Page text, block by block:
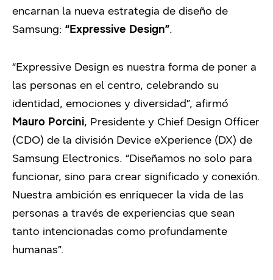
encarnan la nueva estrategia de diseño de
Samsung: “Expressive Design”.
“Expressive Design es nuestra forma de poner a
las personas en el centro, celebrando su
identidad, emociones y diversidad”, afirmó
Mauro Porcini, Presidente y Chief Design Officer
(CDO) de la división Device eXperience (DX) de
Samsung Electronics. “Diseñamos no solo para
funcionar, sino para crear significado y conexión.
Nuestra ambición es enriquecer la vida de las
personas a través de experiencias que sean
tanto intencionadas como profundamente
humanas”.